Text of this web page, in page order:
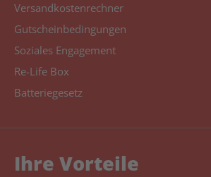
Versandkostenrechner
Gutscheinbedingungen
Soziales Engagement
Re-Life Box
Batteriegesetz
Ihre Vorteile